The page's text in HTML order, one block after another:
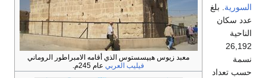
معبد زيوس هيپسستوس الذي أقامه الامبراطور الروماني
فيليب العربي عام 245م.
السورية . بلغ
عدد سكان
الناحية
26,192
نسمة
حسب تعداد